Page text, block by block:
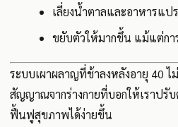
เลี่ยงน้ำตาลและอาหารแป
ขยับตัวให้มากขึ้น แม้แต่กา
ระบบเผาผลาญที่ช้าลงหลังอายุ 40
สัญญาณจากร่างกายที่บอกให้เราปรับ
ฟื้นฟูสุขภาพได้ง่ายขึ้น